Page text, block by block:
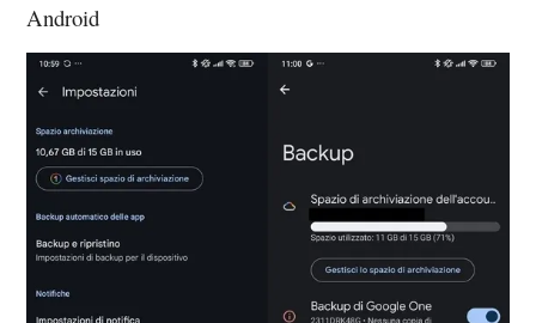
Android